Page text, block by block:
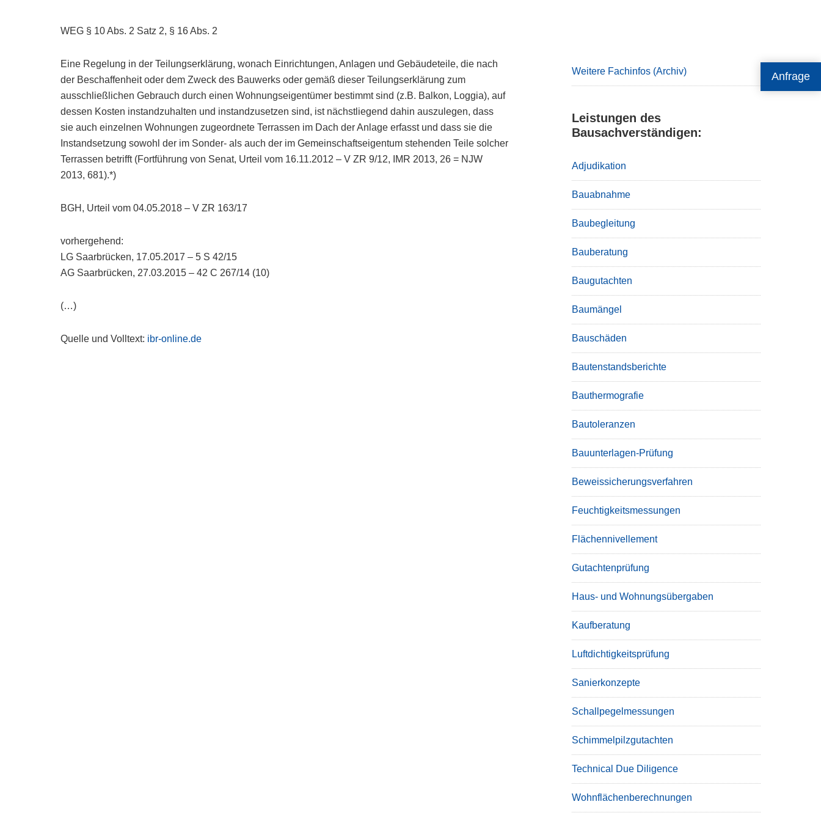
Anfrage
WEG § 10 Abs. 2 Satz 2, § 16 Abs. 2
Eine Regelung in der Teilungserklärung, wonach Einrichtungen, Anlagen und Gebäudeteile, die nach
der Beschaffenheit oder dem Zweck des Bauwerks oder gemäß dieser Teilungserklärung zum
ausschließlichen Gebrauch durch einen Wohnungseigentümer bestimmt sind (z.B. Balkon, Loggia), auf
dessen Kosten instandzuhalten und instandzusetzen sind, ist nächstliegend dahin auszulegen, dass
sie auch einzelnen Wohnungen zugeordnete Terrassen im Dach der Anlage erfasst und dass sie die
Instandsetzung sowohl der im Sonder- als auch der im Gemeinschaftseigentum stehenden Teile solcher
Terrassen betrifft (Fortführung von Senat, Urteil vom 16.11.2012 – V ZR 9/12, IMR 2013, 26 = NJW
2013, 681).*)
BGH, Urteil vom 04.05.2018 – V ZR 163/17
vorhergehend:
LG Saarbrücken, 17.05.2017 – 5 S 42/15
AG Saarbrücken, 27.03.2015 – 42 C 267/14 (10)
(…)
Quelle und Volltext: ibr-online.de
Weitere Fachinfos (Archiv)
Leistungen des
Bausachverständigen:
Adjudikation
Bauabnahme
Baubegleitung
Bauberatung
Baugutachten
Baumängel
Bauschäden
Bautenstandsberichte
Bauthermografie
Bautoleranzen
Bauunterlagen-Prüfung
Beweissicherungsverfahren
Feuchtigkeitsmessungen
Flächennivellement
Gutachtenprüfung
Haus- und Wohnungsübergaben
Kaufberatung
Luftdichtigkeitsprüfung
Sanierkonzepte
Schallpegelmessungen
Schimmelpilzgutachten
Technical Due Diligence
Wohnflächenberechnungen